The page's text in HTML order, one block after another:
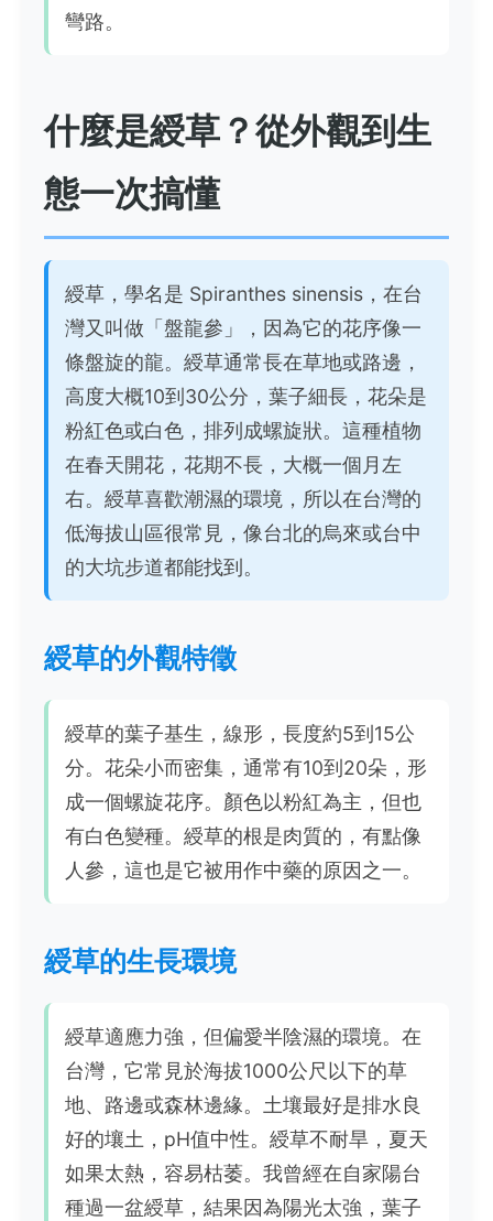
彎路。
什麼是綬草？從外觀到生
態一次搞懂
綬草，學名是 Spiranthes sinensis，在台
灣又叫做「盤龍參」，因為它的花序像一
條盤旋的龍。綬草通常長在草地或路邊，
高度大概10到30公分，葉子細長，花朵是
粉紅色或白色，排列成螺旋狀。這種植物
在春天開花，花期不長，大概一個月左
右。綬草喜歡潮濕的環境，所以在台灣的
低海拔山區很常見，像台北的烏來或台中
的大坑步道都能找到。
綬草的外觀特徵
綬草的葉子基生，線形，長度約5到15公
分。花朵小而密集，通常有10到20朵，形
成一個螺旋花序。顏色以粉紅為主，但也
有白色變種。綬草的根是肉質的，有點像
人參，這也是它被用作中藥的原因之一。
綬草的生長環境
綬草適應力強，但偏愛半陰濕的環境。在
台灣，它常見於海拔1000公尺以下的草
地、路邊或森林邊緣。土壤最好是排水良
好的壤土，pH值中性。綬草不耐旱，夏天
如果太熱，容易枯萎。我曾經在自家陽台
種過一盆綬草，結果因為陽光太強，葉子